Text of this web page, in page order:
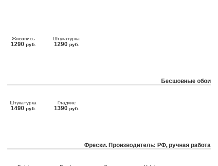
Живопись
1290 руб.
Штукатурка
1290 руб.
Бесшовные обои
Штукатурка
1490 руб.
Гладкие
1390 руб.
Фрески. Производитель: РФ, ручная работа